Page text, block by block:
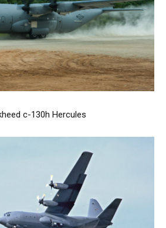
c-130h Hercules